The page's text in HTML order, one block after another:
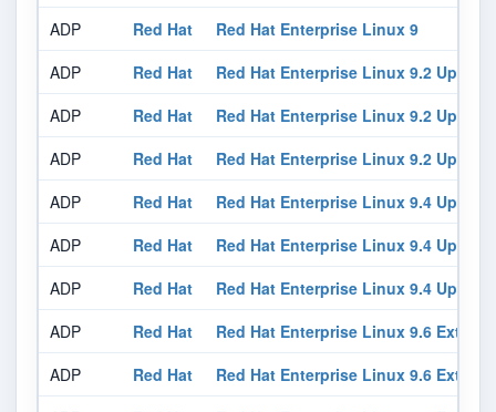
ADP
Red Hat
Red Hat Enterprise Linux 9
ADP
Red Hat
Red Hat Enterprise Linux 9.2
ADP
Red Hat
Red Hat Enterprise Linux 9.2
ADP
Red Hat
Red Hat Enterprise Linux 9.2
ADP
Red Hat
Red Hat Enterprise Linux 9.4
ADP
Red Hat
Red Hat Enterprise Linux 9.4
ADP
Red Hat
Red Hat Enterprise Linux 9.4
ADP
Red Hat
Red Hat Enterprise Linux 9.6
ADP
Red Hat
Red Hat Enterprise Linux 9.6